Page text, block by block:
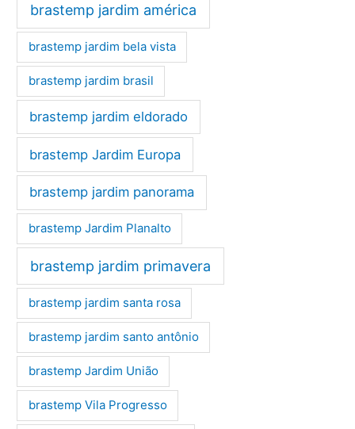
brastemp jardim américa
brastemp jardim bela vista
brastemp jardim brasil
brastemp jardim eldorado
brastemp Jardim Europa
brastemp jardim panorama
brastemp Jardim Planalto
brastemp jardim primavera
brastemp jardim santa rosa
brastemp jardim santo antônio
brastemp Jardim União
brastemp Vila Progresso